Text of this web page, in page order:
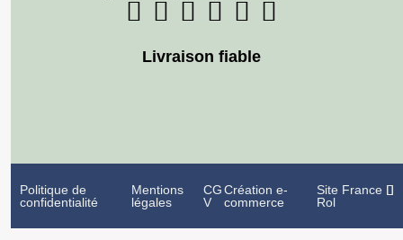
Livraison fiable
Politique de
confidentialité
Mentions
légales
CG
V
Création e-
commerce
Site France
Rol